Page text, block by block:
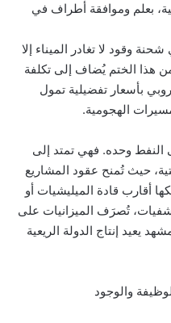
بعلم وموافقة أطراف في
وقود لا تغادر الميناء إلا
هذا الختم يُضاف إلى تكلفة
بأسعار تفضيلية تمول
الهجومية.
النفط وحده. فهي تمتد إلى
حيث تُمنح عقود المشاريع
أقارب قادة الميليشيات أو
تُصرَف الميزانيات على
يعيد إنتاج الدولة الريعية
والوجود